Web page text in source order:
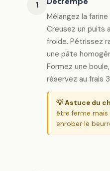
1
Mélangez la
Creusez un puits
froide. Pétrissez
une pâte
Formez une
réservez au frais
💡 Astuce du
être ferme
enrober le